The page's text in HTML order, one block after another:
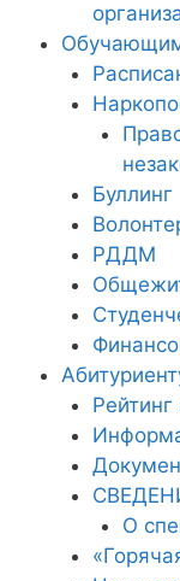
Буллинг
РДДМ
Рейтинг
О